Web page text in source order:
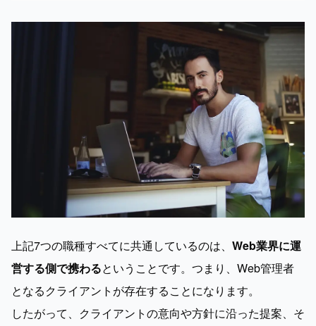
上記7つの職種すべてに共通しているのは、 Web業界に運
営する側で携わるということです。つまり、Web管理者
となるクライアントが存在することになります。
したがって、クライアントの意向や方針に沿った提案、そ